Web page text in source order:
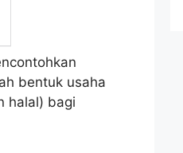
bentuk usaha
halal) bagi